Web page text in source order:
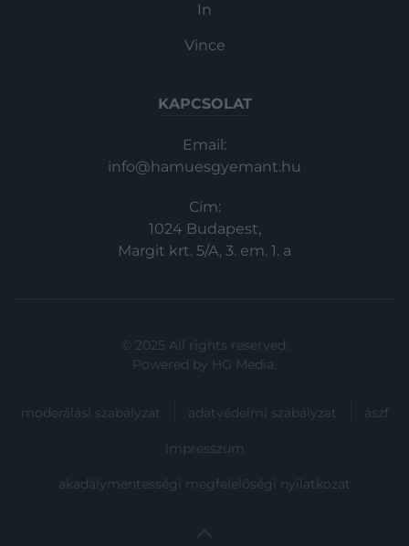
In
Vince
KAPCSOLAT
Email:
info@hamuesgyemant.hu
Cím:
1024 Budapest,
Margit krt. 5/A, 3. em. 1. a
© 2025 All rights reserved.
Powered by HG Media.
moderálási szabályzat adatvédelmi szabályzat ászf
impresszum
akadálymentességi megfelelőségi nyilatkozat